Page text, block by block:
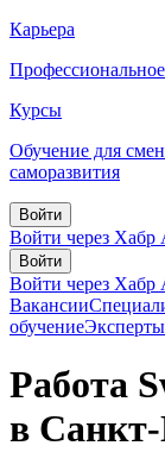
Карьера
Курсы
Обучение для
саморазвития
Войти
Войти через Хабр
Войти
Войти через Хабр
Вакансии
обучениеЭксперты
Работа
в Санкт-